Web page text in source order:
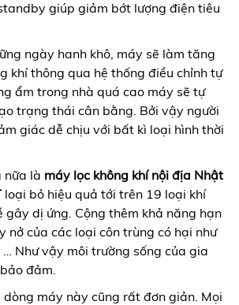
giúp giảm bớt lượng điện tiêu
ngày hanh khô, máy sẽ làm tăng
khí thông qua hệ thống điều chỉnh tự
ẩm trong nhà quá cao máy sẽ tự
trạng thái cân bằng. Bởi vậy người
giác dễ chịu với bất kì loại hình thời
nữa là máy lọc không khí nội địa Nhật
loại bỏ hiệu quả tới trên 19 loại khí
gây dị ứng. Cộng thêm khả năng hạn
nở của các loại côn trùng có hại như
Như vậy môi trường sống của gia
đảm.
dòng máy này cũng rất đơn giản. Mọi